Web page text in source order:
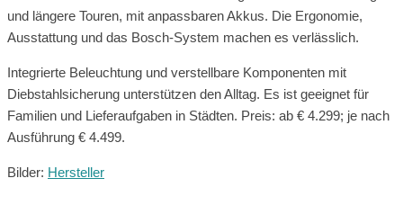
und längere Touren, mit anpassbaren Akkus. Die Ergonomie,
Ausstattung und das Bosch-System machen es verlässlich.
Integrierte Beleuchtung und verstellbare Komponenten mit
Diebstahlsicherung unterstützen den Alltag. Es ist geeignet für
Familien und Lieferaufgaben in Städten. Preis: ab € 4.299; je nach
Ausführung € 4.499.
Bilder: Hersteller